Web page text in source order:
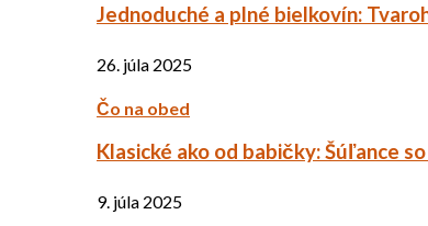
Jednoduché a plné bielkovín:
26. júla 2025
Čo na obed
Klasické ako od babičky: Šúľance
9. júla 2025